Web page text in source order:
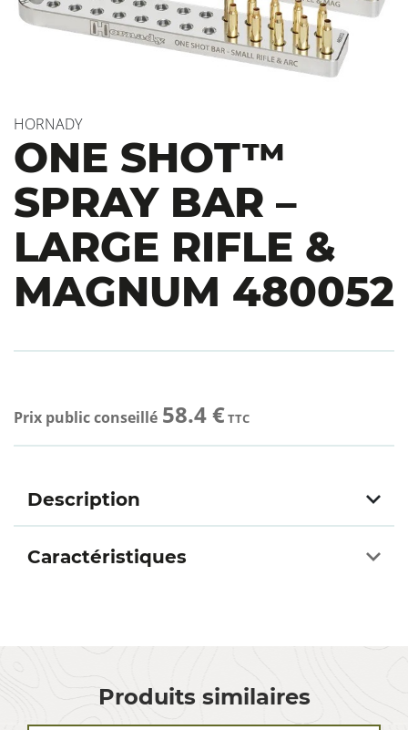
HORNADY
ONE SHOT™
SPRAY BAR –
LARGE RIFLE &
MAGNUM 480052
Prix public conseillé 58.4 €TTC
Description
Caractéristiques
Produits similaires